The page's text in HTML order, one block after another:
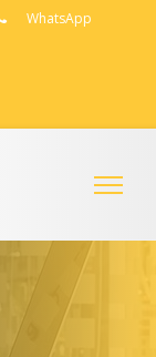
WhatsApp